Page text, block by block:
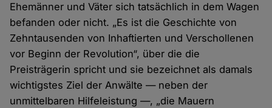
Ehemänner und Väter sich tatsächlich in dem Wagen
befanden oder nicht. „Es ist die Geschichte von
Zehntausenden von Inhaftierten und Verschollenen
vor Beginn der Revolution“, über die die
Preisträgerin spricht und sie bezeichnet als damals
wichtigstes Ziel der Anwälte — neben der
unmittelbaren Hilfeleistung —, „die Mauern